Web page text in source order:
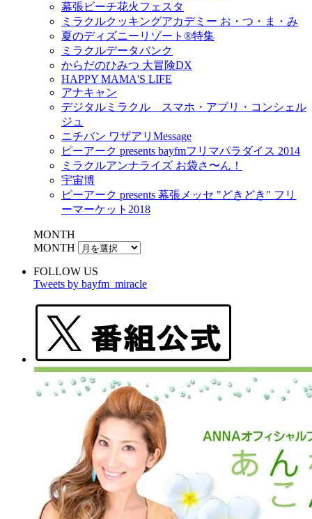
幕張ビーチ花火フェスタ
ミラクルクッキングアカデミー お・つ・ま・み
夏のディズニーリゾート®特集
ミラクルデータバンク
からだのひみつ 大冒険DX
HAPPY MAMA'S LIFE
アナキャン
デジタルミラクル スマホ・アプリ・コンシェル
ジュ
ニチバン ワザアリMessage
ピーアーク presents bayfmフリマパラダイス 2014
ミラクルアンナライズ お袋さ〜ん！
宇宙博
ピーアーク presents 幕張メッセ "どきどき" フリ
ーマーケット2018
MONTH
MONTH
FOLLOW US
Tweets by bayfm_miracle